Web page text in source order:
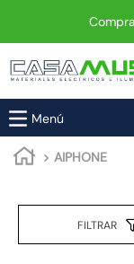
AIPHONE
FILTRAR